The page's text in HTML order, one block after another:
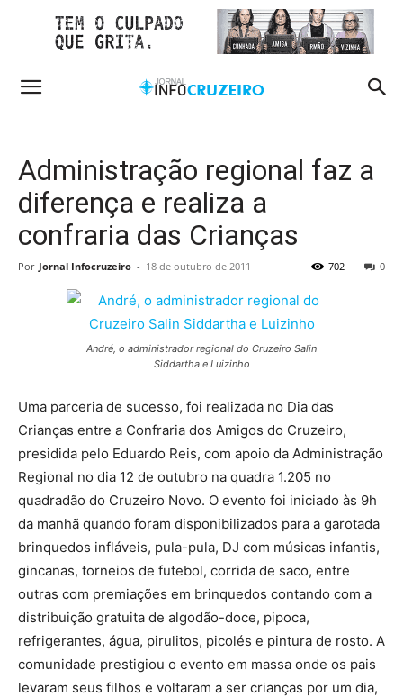
Administração regional faz a
diferença e realiza a
confraria das Crianças
Por Jornal Infocruzeiro - 18 de outubro de 2011 0
702
André, o administrador regional do Cruzeiro Salin
Siddartha e Luizinho
Uma parceria de sucesso, foi realizada no Dia das
Crianças entre a Confraria dos Amigos do Cruzeiro,
presidida pelo Eduardo Reis, com apoio da Administração
Regional no dia 12 de outubro na quadra 1.205 no
quadradão do Cruzeiro Novo. O evento foi iniciado às 9h
da manhã quando foram disponibilizados para a garotada
brinquedos infláveis, pula-pula, DJ com músicas infantis,
gincanas, torneios de futebol, corrida de saco, entre
outras com premiações em brinquedos contando com a
distribuição gratuita de algodão-doce, pipoca,
refrigerantes, água, pirulitos, picolés e pintura de rosto. A
comunidade prestigiou o evento em massa onde os pais
levaram seus filhos e voltaram a ser crianças por um dia,